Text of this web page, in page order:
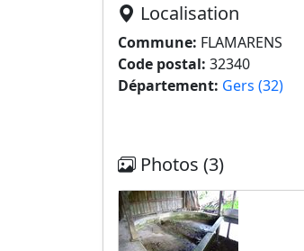
Localisation
Commune: FLAMARENS
Code postal: 32340
Département: Gers (32)
Photos (3)